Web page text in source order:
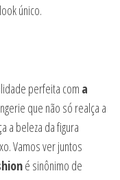
único.
perfeita com a
que não só realça a
a beleza da figura
Vamos ver juntos
é sinônimo de